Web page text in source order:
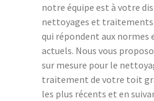
notre équipe est à votre
nettoyages et
qui répondent aux normes
actuels. Nous vous
sur mesure pour le
traitement de votre toit
les plus récents et en